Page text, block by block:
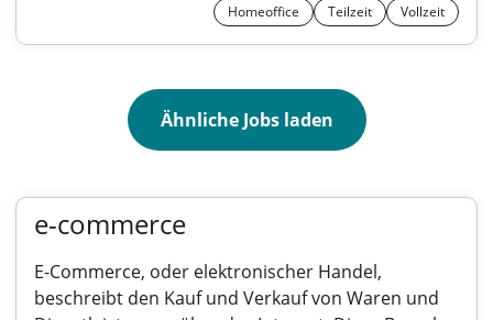
Homeoffice
Teilzeit Vollzeit
Ähnliche Jobs laden
e-commerce
E-Commerce, oder elektronischer Handel,
beschreibt den Kauf und Verkauf von Waren und